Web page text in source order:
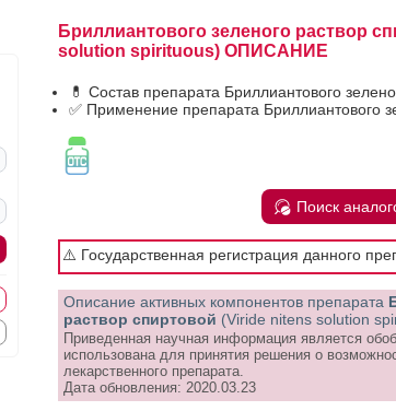
Бриллиантового зеленого раствор
solution spirituous) ОПИСАНИЕ
💊 Состав препарата Бриллиантового
✅ Применение препарата Бриллиантового
Поиск
⚠️ Государственная регистрация данного
Описание активных компонентов препарата
раствор спиртовой (Viride nitens solution
Приведенная научная информация является
использована для принятия решения о
лекарственного препарата.
Дата обновления: 2020.03.23